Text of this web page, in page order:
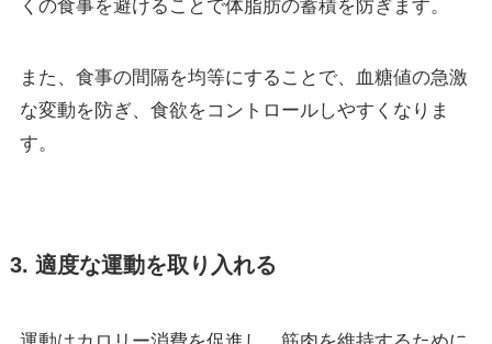
くの食事を避けることで体脂肪の蓄積を防ぎます。
また、食事の間隔を均等にすることで、血糖値の急激
な変動を防ぎ、食欲をコントロールしやすくなりま
す。
3. 適度な運動を取り入れる